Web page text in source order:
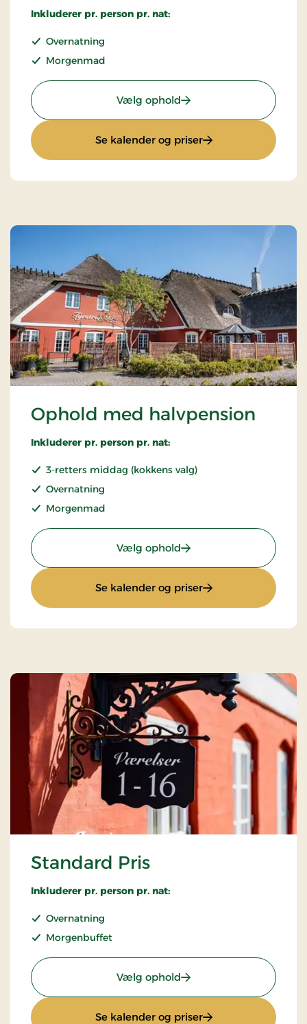
Inkluderer pr. person pr. nat:
Overnatning
Morgenmad
Vælg ophold: Superpris
Se kalender og priser: Superpris
Ophold med halvpension
Inkluderer pr. person pr. nat:
3-retters middag (kokkens valg)
Overnatning
Morgenmad
Vælg ophold: Ophold med
Se kalender og priser: Ophold med
Standard Pris
Inkluderer pr. person pr. nat:
Overnatning
Morgenbuffet
Vælg ophold: Standard Pris
Se kalender og priser: Standard Pris